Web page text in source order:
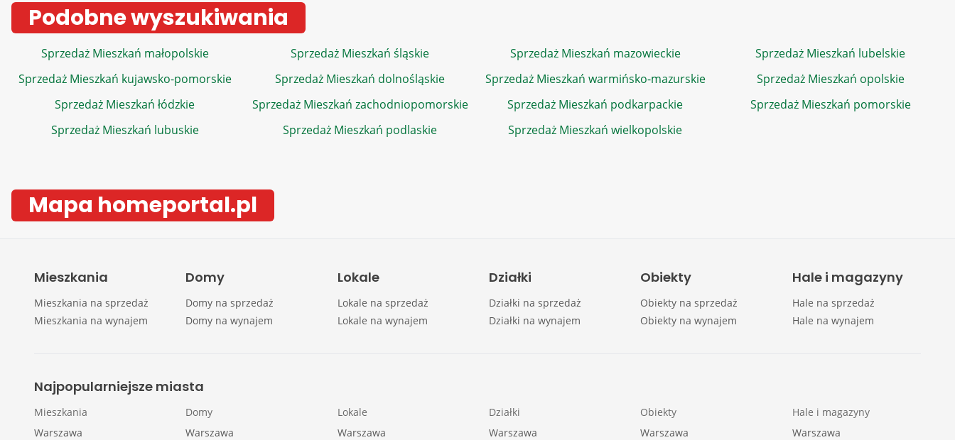
Podobne wyszukiwania
Sprzedaż Mieszkań małopolskie Sprzedaż Mieszkań śląskie Sprzedaż Mieszkań mazowieckie
Sprzedaż Mieszkań lubelskie
Sprzedaż Mieszkań kujawsko-pomorskie
Sprzedaż Mieszkań dolnośląskie Sprzedaż Mieszkań warmińsko-mazurskie
Sprzedaż Mieszkań opolskie
Sprzedaż Mieszkań łódzkie
Sprzedaż Mieszkań zachodniopomorskie Sprzedaż Mieszkań podkarpackie
Sprzedaż Mieszkań pomorskie
Sprzedaż Mieszkań lubuskie
Sprzedaż Mieszkań podlaskie Sprzedaż Mieszkań wielkopolskie
Mapa homeportal.pl
Mieszkania
Mieszkania na sprzedaż
Mieszkania na wynajem
Domy
Domy na sprzedaż
Domy na wynajem
Lokale
Lokale na sprzedaż
Lokale na wynajem
Działki
Działki na sprzedaż
Działki na wynajem
Obiekty
Obiekty na sprzedaż
Obiekty na wynajem
Hale i magazyny
Hale na sprzedaż
Hale na wynajem
Najpopularniejsze miasta
Mieszkania
Warszawa
Domy
Warszawa
Lokale
Warszawa
Działki
Warszawa
Obiekty
Warszawa
Hale i magazyny
Warszawa